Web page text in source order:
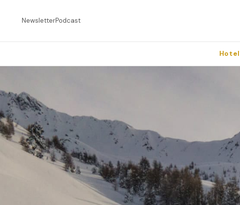
NewsletterPodcast